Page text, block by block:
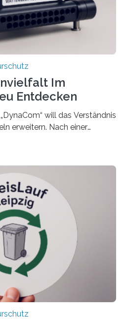
Im
Entdecken
will das Verständnis
erweitern. Nach einer
ist nun eine große
insbesondere damit, wie ein
wie sich dieser Prozess
lässt. Grünes Licht für
Forschungsgemeinschaft
2019 gestartete
Universität Oldenburg für
1,2 Millionen Euro. „Wir